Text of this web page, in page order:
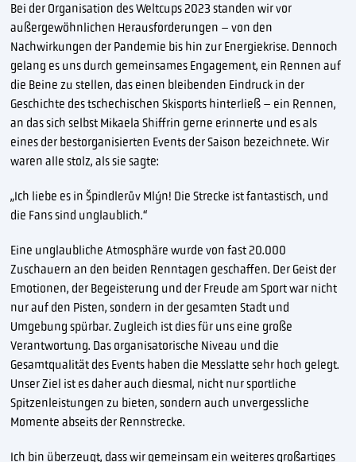
Bei der Organisation des Weltcups 2023 standen wir vor
außergewöhnlichen Herausforderungen – von den
Nachwirkungen der Pandemie bis hin zur Energiekrise. Dennoch
gelang es uns durch gemeinsames Engagement, ein Rennen auf
die Beine zu stellen, das einen bleibenden Eindruck in der
Geschichte des tschechischen Skisports hinterließ – ein Rennen,
an das sich selbst Mikaela Shiffrin gerne erinnerte und es als
eines der bestorganisierten Events der Saison bezeichnete. Wir
waren alle stolz, als sie sagte:
„Ich liebe es in Špindlerův Mlýn! Die Strecke ist fantastisch, und
die Fans sind unglaublich.“
Eine unglaubliche Atmosphäre wurde von fast 20.000
Zuschauern an den beiden Renntagen geschaffen. Der Geist der
Emotionen, der Begeisterung und der Freude am Sport war nicht
nur auf den Pisten, sondern in der gesamten Stadt und
Umgebung spürbar. Zugleich ist dies für uns eine große
Verantwortung. Das organisatorische Niveau und die
Gesamtqualität des Events haben die Messlatte sehr hoch gelegt.
Unser Ziel ist es daher auch diesmal, nicht nur sportliche
Spitzenleistungen zu bieten, sondern auch unvergessliche
Momente abseits der Rennstrecke.
Ich bin überzeugt, dass wir gemeinsam ein weiteres großartiges